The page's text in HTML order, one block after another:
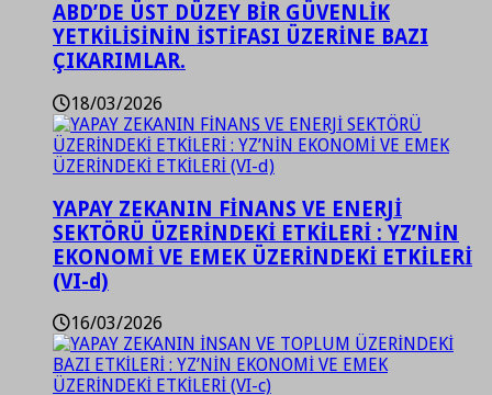
ABD’DE ÜST DÜZEY BİR GÜVENLİK
YETKİLİSİNİN İSTİFASI ÜZERİNE BAZI
ÇIKARIMLAR.
18/03/2026
YAPAY ZEKANIN FİNANS VE ENERJİ
SEKTÖRÜ ÜZERİNDEKİ ETKİLERİ : YZ’NİN
EKONOMİ VE EMEK ÜZERİNDEKİ ETKİLERİ
(VI-d)
16/03/2026